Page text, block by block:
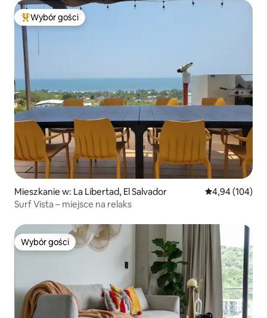
Najpopularniejsze z kategorii Wybór gości
Wybór gości
Mieszkanie w: La Libertad, El Salvador Średnia
4,94 (104)
Surf Vista – miejsce na relaks
Wybór gości
Wybór gości